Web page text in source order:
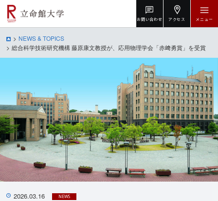
お問い合わせ アクセス メニュー
NEWS & TOPICS
総合科学技術研究機構 藤原康文教授が、応用物理学会「赤﨑勇賞」を受賞
2026.03.16 NEWS